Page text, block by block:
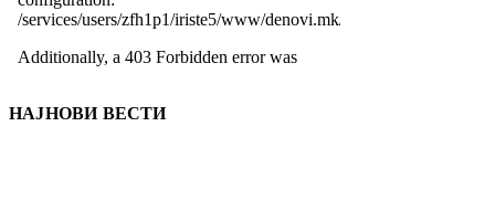
НАЈНОВИ ВЕСТИ